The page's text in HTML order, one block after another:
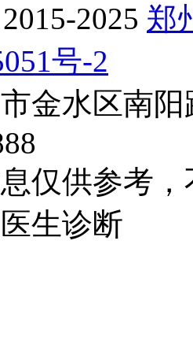
2025 郑
号-2
金水区南
仅供参考
生诊断